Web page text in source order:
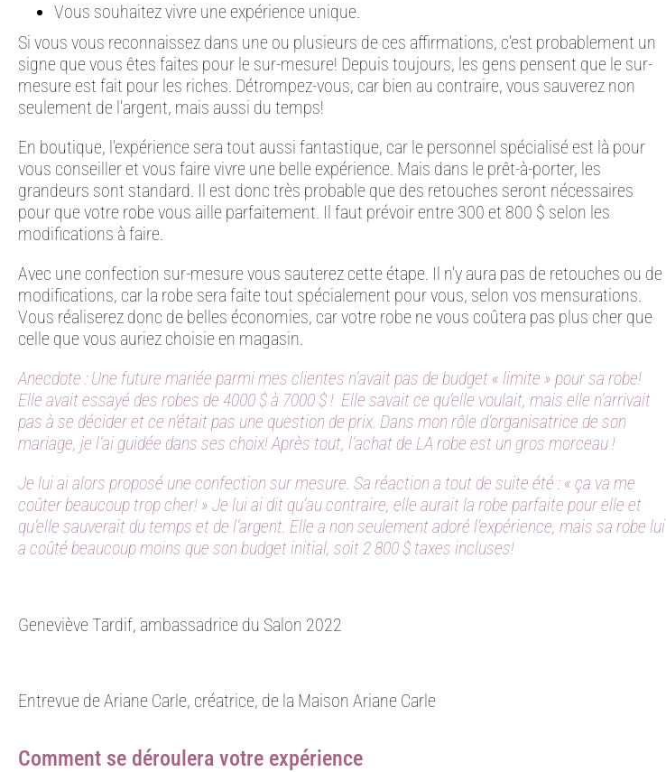
Vous souhaitez vivre une expérience unique.
Si vous vous reconnaissez dans une ou plusieurs de ces affirmations, c’est probablement un
signe que vous êtes faites pour le sur-mesure! Depuis toujours, les gens pensent que le sur-
mesure est fait pour les riches. Détrompez-vous, car bien au contraire, vous sauverez non
seulement de l’argent, mais aussi du temps!
En boutique, l’expérience sera tout aussi fantastique, car le personnel spécialisé est là pour
vous conseiller et vous faire vivre une belle expérience. Mais dans le prêt-à-porter, les
grandeurs sont standard. Il est donc très probable que des retouches seront nécessaires
pour que votre robe vous aille parfaitement. Il faut prévoir entre 300 et 800 $ selon les
modifications à faire.
Avec une confection sur-mesure vous sauterez cette étape. Il n’y aura pas de retouches ou de
modifications, car la robe sera faite tout spécialement pour vous, selon vos mensurations.
Vous réaliserez donc de belles économies, car votre robe ne vous coûtera pas plus cher que
celle que vous auriez choisie en magasin.
Anecdote : Une future mariée parmi mes clientes n’avait pas de budget « limite » pour sa robe!
Elle avait essayé des robes de 4000 $ à 7000 $ ! Elle savait ce qu’elle voulait, mais elle n’arrivait
pas à se décider et ce n’était pas une question de prix. Dans mon rôle d’organisatrice de son
mariage, je l’ai guidée dans ses choix! Après tout, l’achat de LA robe est un gros morceau !
Je lui ai alors proposé une confection sur mesure. Sa réaction a tout de suite été : « ça va me
coûter beaucoup trop cher! » Je lui ai dit qu’au contraire, elle aurait la robe parfaite pour elle et
qu’elle sauverait du temps et de l’argent. Elle a non seulement adoré l’expérience, mais sa robe lui
a coûté beaucoup moins que son budget initial, soit 2 800 $ taxes incluses!
Geneviève Tardif, ambassadrice du Salon 2022
Entrevue de Ariane Carle, créatrice, de la Maison Ariane Carle
Comment se déroulera votre expérience